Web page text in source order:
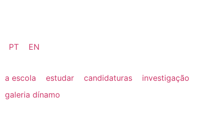
PT EN
a escola estudar candidaturas
investigação
galeria dínamo